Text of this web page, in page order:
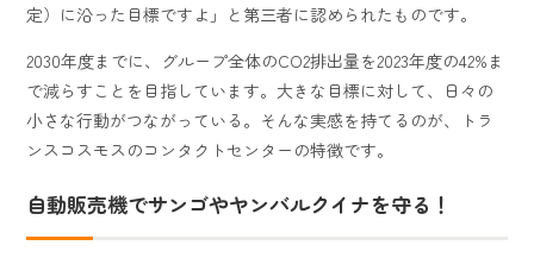
定）に沿った目標ですよ」と第三者に認められたものです。
2030年度までに、グループ全体のCO2排出量を2023年度の42%ま
で減らすことを目指しています。大きな目標に対して、日々の
小さな行動がつながっている。そんな実感を持てるのが、トラ
ンスコスモスのコンタクトセンターの特徴です。
自動販売機でサンゴやヤンバルクイナを守る！